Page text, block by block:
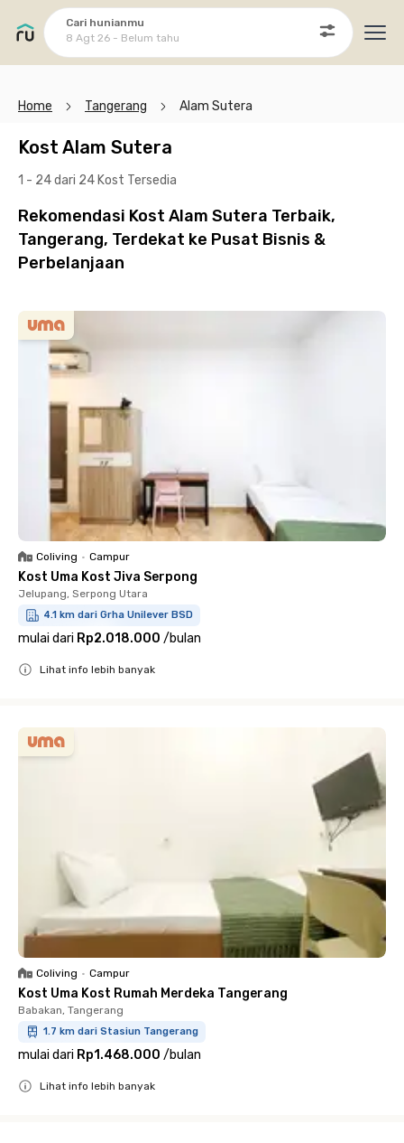
Cari hunianmu
8 Agt 26 - Belum tahu
Home Tangerang Alam Sutera
Kost Alam Sutera
1 - 24 dari 24 Kost Tersedia
Rekomendasi Kost Alam Sutera Terbaik,
Tangerang, Terdekat ke Pusat Bisnis &
Perbelanjaan
Coliving • Campur
Kost Uma Kost Jiva Serpong
Jelupang, Serpong Utara
4.1 km dari Grha Unilever BSD
mulai dari Rp2.018.000 /bulan
Lihat info lebih banyak
Coliving • Campur
Kost Uma Kost Rumah Merdeka Tangerang
Babakan, Tangerang
1.7 km dari Stasiun Tangerang
mulai dari Rp1.468.000 /bulan
Lihat info lebih banyak